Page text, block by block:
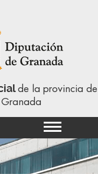
de la provincia de
Granada